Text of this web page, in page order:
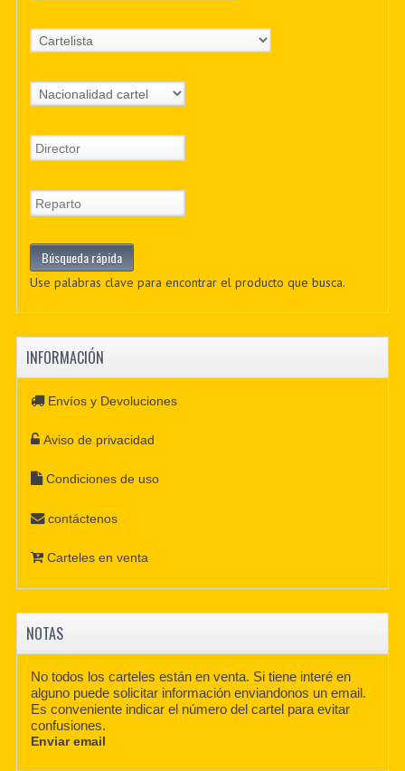
Use palabras clave para encontrar el producto que busca.
INFORMACIÓN
Envíos y Devoluciones
Aviso de privacidad
Condiciones de uso
contáctenos
Carteles en venta
NOTAS
No todos los carteles están en venta. Si tiene interé en
alguno puede solicitar información enviandonos un email.
Es conveniente indicar el número del cartel para evitar
confusiones.
Enviar email